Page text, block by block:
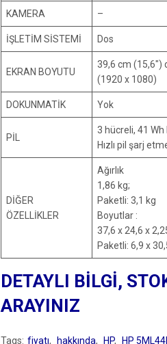
KAMERA –
İŞLETİM SİSTEMİ Dos
EKRAN BOYUTU
39,6 cm (15,6″)
(1920 x 1080)
DOKUNMATİK Yok
PİL
3 hücreli, 41
Hızlı pil şarj
DİĞER
ÖZELLİKLER
Ağırlık
1,86 kg;
Paketli: 3,1 kg
Boyutlar :
37,6 x 24,6 x
Paketli: 6,9 x
DETAYLI BİLGİ,
ARAYINIZ
Tags: fiyatı, hakkında, HP, HP